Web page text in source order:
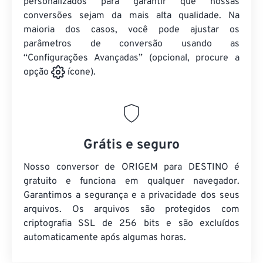
conversões sejam da mais alta qualidade. Na
maioria dos casos, você pode ajustar os
parâmetros de conversão usando as
“Configurações Avançadas” (opcional, procure a
opção
ícone).
Grátis e seguro
Nosso conversor de ORIGEM para DESTINO é
gratuito e funciona em qualquer navegador.
Garantimos a segurança e a privacidade dos seus
arquivos. Os arquivos são protegidos com
criptografia SSL de 256 bits e são excluídos
automaticamente após algumas horas.